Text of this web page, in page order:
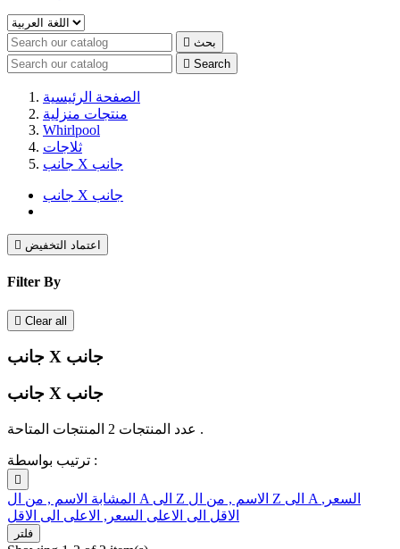
 بحث
 Search
الصفحة الرئيسية
منتجات منزلية
Whirlpool
ثلاجات
جانب X جانب
جانب X جانب
 اعتماد التخفيض
Filter By
 Clear all
جانب X جانب
جانب X جانب
عدد المنتجات 2 المنتجات المتاحة .
ترتيب بواسطة :

المشابة الاسم , من ال A الى Z الاسم , من ال Z الى A السعر,
الاقل الى الاعلى السعر, الاعلى الى الاقل
فلتر